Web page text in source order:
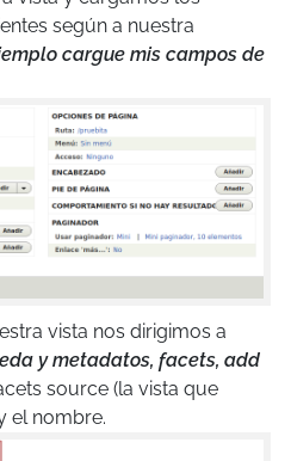
según a nuestra
cargue mis campos de
vista nos dirigimos a
y metadatos, facets, add
source (la vista que
el nombre.